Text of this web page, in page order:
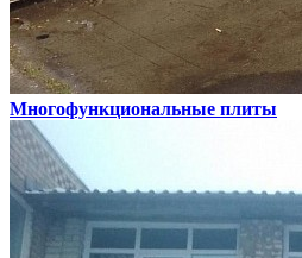
Многофункциональные плиты